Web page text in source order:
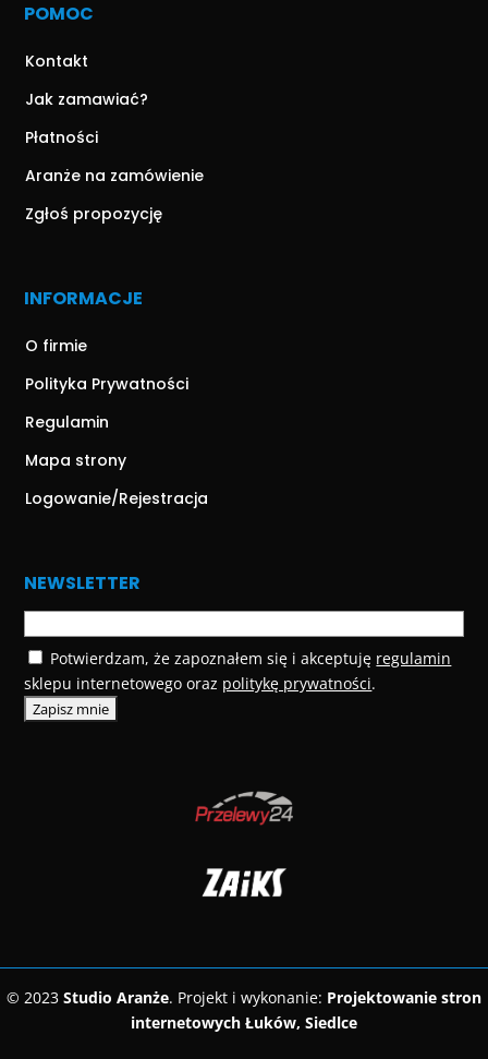
POMOC
Kontakt
Jak zamawiać?
Płatności
Aranże na zamówienie
Zgłoś propozycję
INFORMACJE
O firmie
Polityka Prywatności
Regulamin
Mapa strony
Logowanie/Rejestracja
NEWSLETTER
Potwierdzam, że zapoznałem się i akceptuję regulamin
sklepu internetowego oraz politykę prywatności.
© 2023 Studio Aranże. Projekt i wykonanie: Projektowanie stron
internetowych Łuków, Siedlce